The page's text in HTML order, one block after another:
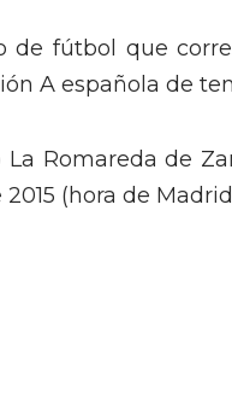
de fútbol que
A española de
Romareda de
(hora de Madrid